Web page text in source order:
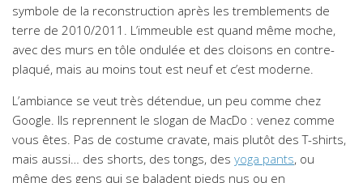
symbole de la reconstruction après les tremblements de
terre de 2010/2011. L’immeuble est quand même moche,
avec des murs en tôle ondulée et des cloisons en contre-
plaqué, mais au moins tout est neuf et c’est moderne.
L’ambiance se veut très détendue, un peu comme chez
Google. Ils reprennent le slogan de MacDo : venez comme
vous êtes. Pas de costume cravate, mais plutôt des T-shirts,
mais aussi… des shorts, des tongs, des yoga pants, ou
même des gens qui se baladent pieds nus ou en